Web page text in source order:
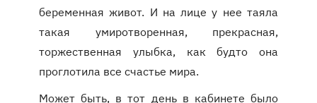
беременная живот. И на лице у нее таяла
такая умиротворенная, прекрасная,
торжественная улыбка, как будто она
проглотила все счастье мира.
Может быть, в тот день в кабинете было